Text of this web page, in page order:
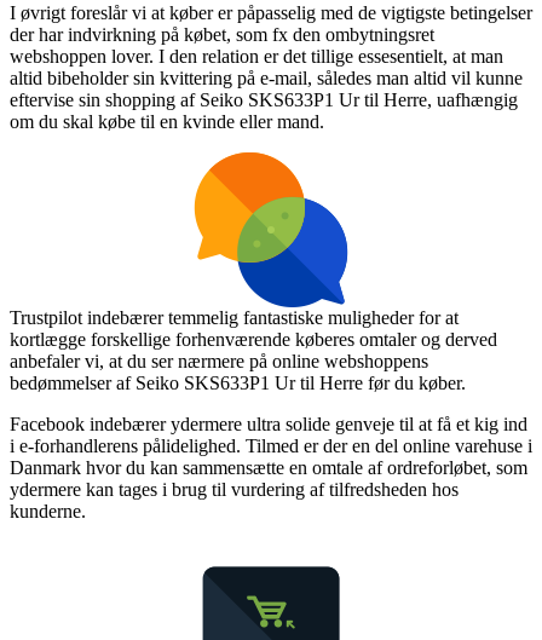
I øvrigt foreslår vi at køber er påpasselig med de vigtigste betingelser
der har indvirkning på købet, som fx den ombytningsret
webshoppen lover. I den relation er det tillige essesentielt, at man
altid bibeholder sin kvittering på e-mail, således man altid vil kunne
eftervise sin shopping af Seiko SKS633P1 Ur til Herre, uafhængig
om du skal købe til en kvinde eller mand.
Trustpilot indebærer temmelig fantastiske muligheder for at
kortlægge forskellige forhenværende køberes omtaler og derved
anbefaler vi, at du ser nærmere på online webshoppens
bedømmelser af Seiko SKS633P1 Ur til Herre før du køber.
Facebook indebærer ydermere ultra solide genveje til at få et kig ind
i e-forhandlerens pålidelighed. Tilmed er der en del online varehuse i
Danmark hvor du kan sammensætte en omtale af ordreforløbet, som
ydermere kan tages i brug til vurdering af tilfredsheden hos
kunderne.